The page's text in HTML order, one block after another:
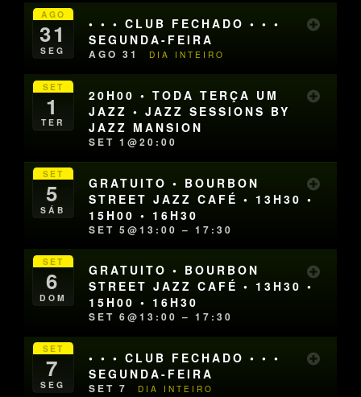
AGO
31
SEG
• • • CLUB FECHADO • • •
SEGUNDA-FEIRA
AGO 31 DIA INTEIRO
SET
1
TER
20H00 • TODA TERÇA UM
JAZZ • JAZZ SESSIONS BY
JAZZ MANSION
SET 1@20:00
SET
5
SÁB
GRATUITO • BOURBON
STREET JAZZ CAFÉ • 13H30 •
15H00 • 16H30
SET 5@13:00 – 17:30
SET
6
DOM
GRATUITO • BOURBON
STREET JAZZ CAFÉ • 13H30 •
15H00 • 16H30
SET 6@13:00 – 17:30
SET
7
SEG
• • • CLUB FECHADO • • •
SEGUNDA-FEIRA
SET 7 DIA INTEIRO